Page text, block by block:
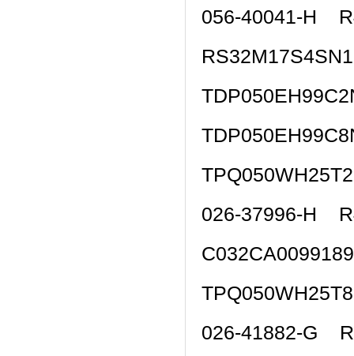
056-40041-H
026-37996-H
026-41882-G